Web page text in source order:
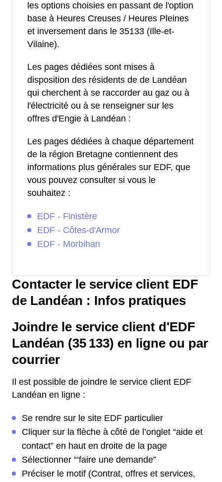
les options choisies en passant de l'option
base à Heures Creuses / Heures Pleines
et inversement dans le 35133 (Ille-et-
Vilaine).
Les pages dédiées sont mises à
disposition des résidents de de Landéan
qui cherchent à se raccorder au gaz ou à
l'électricité ou à se renseigner sur les
offres d'Engie à Landéan :
Les pages dédiées à chaque département
de la région Bretagne contiennent des
informations plus générales sur EDF, que
vous pouvez consulter si vous le
souhaitez :
EDF - Finistère
EDF - Côtes-d'Armor
EDF - Morbihan
Contacter le service client EDF
de Landéan : Infos pratiques
Joindre le service client d'EDF
Landéan (35 133) en ligne ou par
courrier
Il est possible de joindre le service client EDF
Landéan en ligne :
Se rendre sur le site EDF particulier
Cliquer sur la flèche à côté de l’onglet “aide et
contact” en haut en droite de la page
Sélectionner “‘faire une demande”
Préciser le motif (Contrat, offres et services,